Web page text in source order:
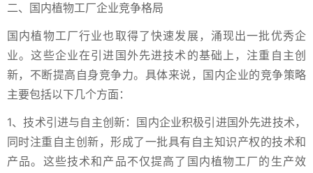
二、国内植物工厂企业竞争格局
国内植物工厂行业也取得了快速发展，涌现出一批优秀企
业。这些企业在引进国外先进技术的基础上，注重自主创
新，不断提高自身竞争力。具体来说，国内企业的竞争策略
主要包括以下几个方面：
1、技术引进与自主创新：国内企业积极引进国外先进技术，
同时注重自主创新，形成了一批具有自主知识产权的技术和
产品。这些技术和产品不仅提高了国内植物工厂的生产效